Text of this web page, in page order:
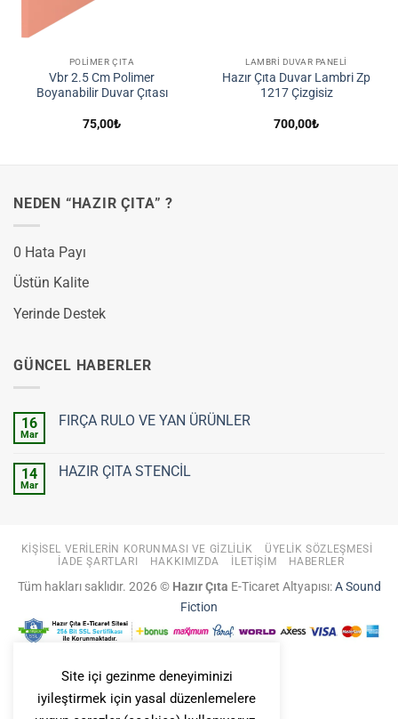
POLIMER ÇITA
Vbr 2.5 Cm Polimer
Boyanabilir Duvar Çıtası
75,00₺
LAMBRI DUVAR PANELI
Hazır Çıta Duvar Lambri Zp
1217 Çizgisiz
700,00₺
NEDEN “HAZIR ÇITA” ?
0 Hata Payı
Üstün Kalite
Yerinde Destek
GÜNCEL HABERLER
16
Mar
FIRÇA RULO VE YAN ÜRÜNLER
RULO
14
Mar
HAZIR ÇITA STENCİL
KIŞISEL VERILERIN KORUNMASI VE GIZLILIK
ÜYELIK SÖZLEŞMESI
İADE ŞARTLARI
HAKKIMIZDA İLETIŞIM HABERLER
Tüm hakları saklıdır. 2026 © Hazır Çıta E-Ticaret Altyapısı:A Sound
Fiction
Site içi gezinme deneyiminizi
iyileştirmek için yasal düzenlemelere